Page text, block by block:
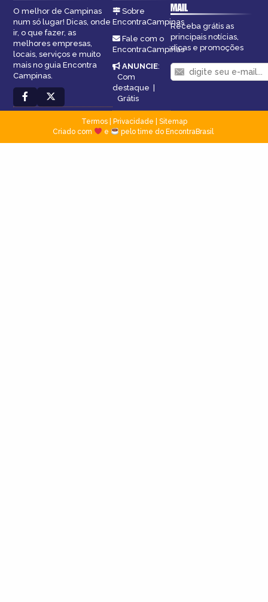
O melhor de Campinas
num só lugar! Dicas, onde
ir, o que fazer, as
melhores empresas,
locais, serviços e muito
mais no guia Encontra
Campinas.
Sobre
EncontraCampinas
Fale com o
EncontraCampinas
ANUNCIE:
Com
destaque |
Grátis
MAIL
Receba grátis as
principais notícias,
dicas e promoções
Termos| Privacidade
Sitemap
Criado com
e pelo time do EncontraBrasil